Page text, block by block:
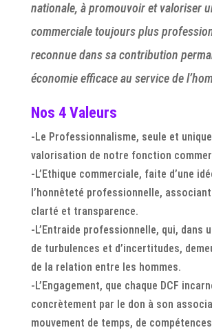
nationale, à promouvoir et valoriser
commerciale toujours plus
reconnue dans sa contribution
économie efficace au service de
Nos 4 Valeurs
-Le Professionnalisme, seule et
valorisation de notre fonction
-L’Ethique commerciale, faite d’une
l’honnêteté professionnelle,
clarté et transparence.
-L’Entraide professionnelle, qui, dans
de turbulences et d’incertitudes,
de la relation entre les hommes.
-L’Engagement, que chaque DCF
concrètement par le don à son
mouvement de temps, de